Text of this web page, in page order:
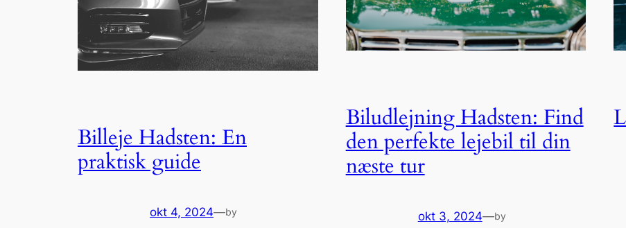
Billeje Hadsten: En
praktisk guide
okt 4, 2024—by
Biludlejning Hadsten: Find
den perfekte lejebil til din
næste tur
okt 3, 2024—by